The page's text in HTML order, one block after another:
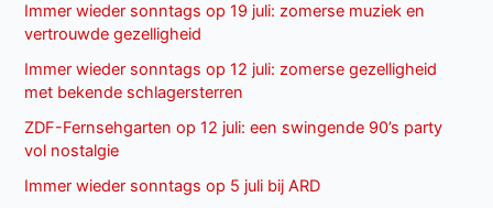
Immer wieder sonntags op 19 juli: zomerse muziek en
vertrouwde gezelligheid
Immer wieder sonntags op 12 juli: zomerse gezelligheid
met bekende schlagersterren
ZDF-Fernsehgarten op 12 juli: een swingende 90’s party
vol nostalgie
Immer wieder sonntags op 5 juli bij ARD